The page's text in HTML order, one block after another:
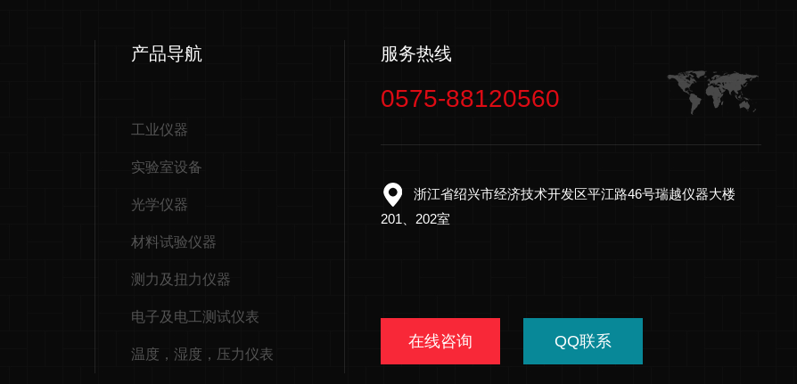
产品导航
工业仪器
实验室设备
光学仪器
材料试验仪器
测力及扭力仪器
电子及电工测试仪表
温度，湿度，压力仪表
服务热线
0575-88120560
浙江省绍兴市经济技术开发区平江路46号瑞越仪器大楼
201、202室
在线咨询 QQ联系